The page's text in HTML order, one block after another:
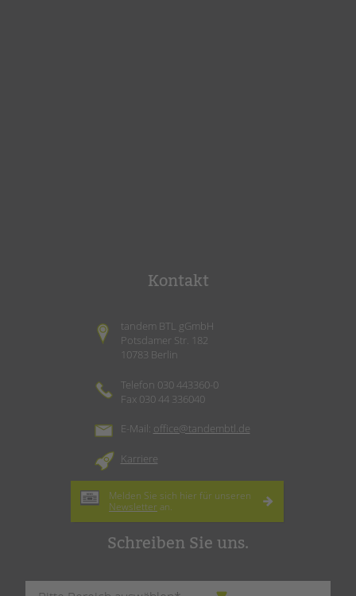
Kontakt
tandem BTL gGmbH
Potsdamer Str. 182
10783 Berlin
Telefon 030 443360-0
Fax 030 44 336040
E-Mail: office@tandembtl.de
Karriere
Melden Sie sich hier für unseren
Newsletter an.
Schreiben Sie uns.